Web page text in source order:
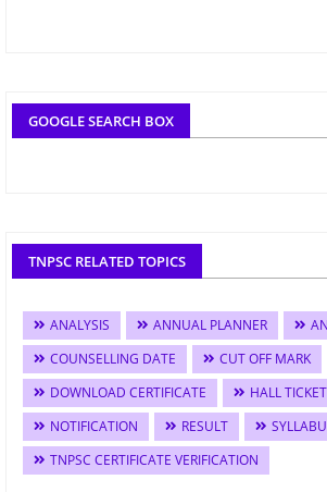
GOOGLE SEARCH BOX
TNPSC RELATED TOPICS
ANALYSIS ANNUAL PLANNER
COUNSELLING DATE
CUT OFF MARK
DOWNLOAD CERTIFICATE
HALL TICKET
NOTIFICATION
RESULT
TNPSC CERTIFICATE VERIFICATION